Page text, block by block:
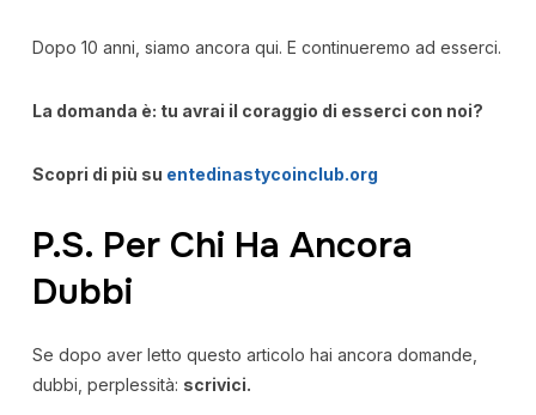
Dopo 10 anni, siamo ancora qui. E continueremo ad esserci.
La domanda è: tu avrai il coraggio di esserci con noi?
Scopri di più su entedinastycoinclub.org
P.S. Per Chi Ha Ancora
Dubbi
Se dopo aver letto questo articolo hai ancora domande,
dubbi, perplessità: scrivici.